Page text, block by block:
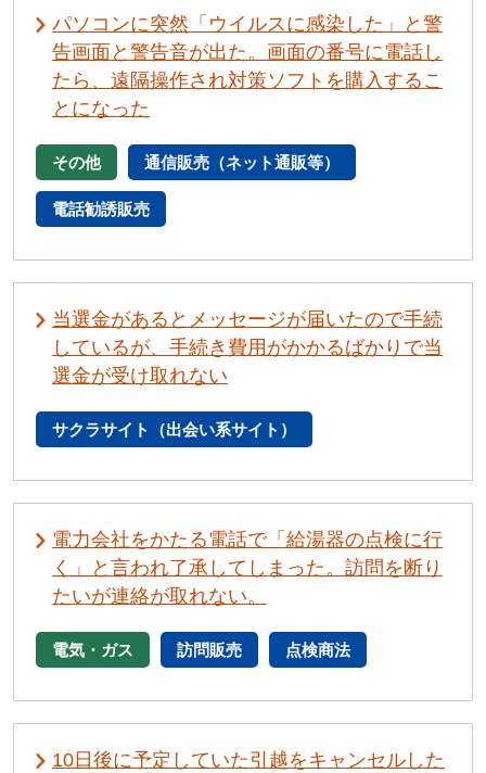
パソコンに突然「ウイルスに感染した」と警
告画面と警告音が出た。画面の番号に電話し
たら、遠隔操作され対策ソフトを購入するこ
とになった
その他 通信販売（ネット通販等）
電話勧誘販売
当選金があるとメッセージが届いたので手続
しているが、手続き費用がかかるばかりで当
選金が受け取れない
サクラサイト（出会い系サイト）
電力会社をかたる電話で「給湯器の点検に行
く」と言われ了承してしまった。訪問を断り
たいが連絡が取れない。
電気・ガス 訪問販売 点検商法
10日後に予定していた引越をキャンセルした